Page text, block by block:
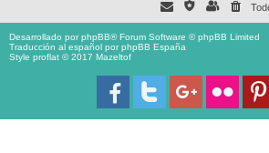
Desarrollado porphpBB® Forum Software © phpBB Limited
Traducción al español porphpBB España
Style proflat © 2017 Mazeltof